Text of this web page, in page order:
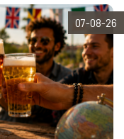
07-08-26